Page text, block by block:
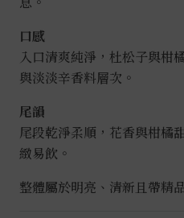
口感
入口清爽純淨，杜松子與柑
與淡淡辛香料層次。
尾韻
尾段乾淨柔順，花香與柑橘
緻易飲。
整體屬於明亮、清新且帶精